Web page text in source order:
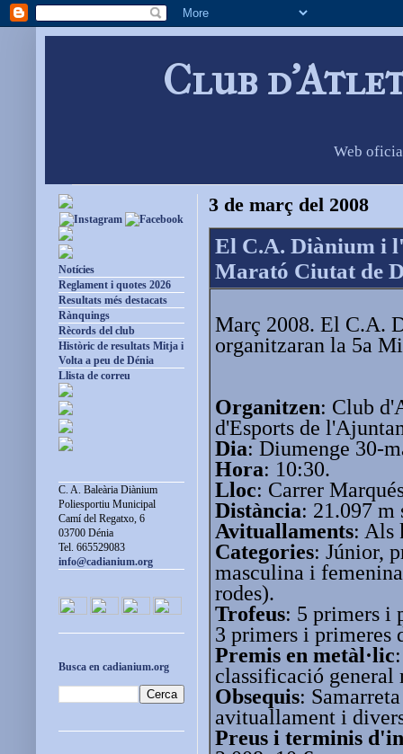
Club
Web
3 de març del 2008
El C.A. Diànium i
Marató Ciutat de
Març 2008. El C.A.
organitzaran la 5a
Organitzen: Club
d'Esports de
Dia: Diumenge 30-
Hora: 10:30.
Lloc: Carrer
Distància: 21.097
Avituallaments: Als
Categories: Júnior,
masculina i
rodes).
Trofeus: 5 primers i
3 primers i primeres
Premis en metàl·lic
classificació general
Obsequis:
avituallament i
Preus i terminis
Notícies
Reglament i quotes 2026
Resultats més destacats
Rànquings
Rècords del club
Històric de resultats Mitja i
Volta a peu de Dénia
Llista de correu
C. A. Baleària Diànium
Poliesportiu Municipal
Camí del Regatxo, 6
03700 Dénia
Tel. 665529083
info@cadianium.org
Busca en cadianium.org